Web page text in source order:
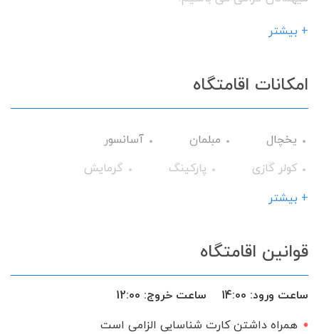
+ بیشتر
امکانات اقامتگاه
یخچال مبلمان
آسانسور
کولر گازی
پارکینگ
گرمایش
وسایل آشپزی
گیرنده دیجیتال
+ بیشتر
قوانین اقامتگاه
ساعت ورود: 14:00 ساعت خروج: 12:00
همراه داشتن کارت شناسایی الزامی است